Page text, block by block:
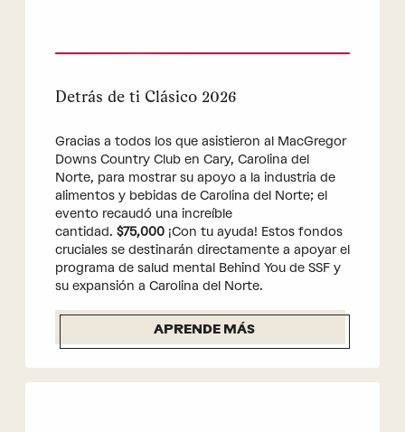
Detrás de ti Clásico 2026
Gracias a todos los que asistieron al MacGregor
Downs Country Club en Cary, Carolina del
Norte, para mostrar su apoyo a la industria de
alimentos y bebidas de Carolina del Norte; el
evento recaudó una increíble
cantidad. $75,000 ¡Con tu ayuda! Estos fondos
cruciales se destinarán directamente a apoyar el
programa de salud mental Behind You de SSF y
su expansión a Carolina del Norte.
APRENDE MÁS